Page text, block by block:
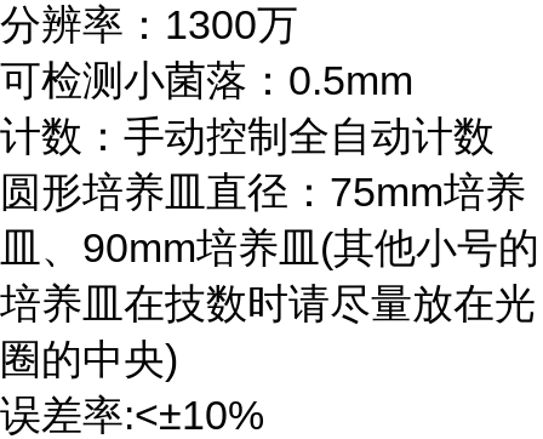
分辨率：1300万
可检测小菌落： 0.5mm
计数：手动控制全自动计数
圆形培养皿直径： 75mm培养
皿、90mm培养皿(其他小号的
培养皿在技数时请尽量放在光
圈的中央)
误差率:<±10%